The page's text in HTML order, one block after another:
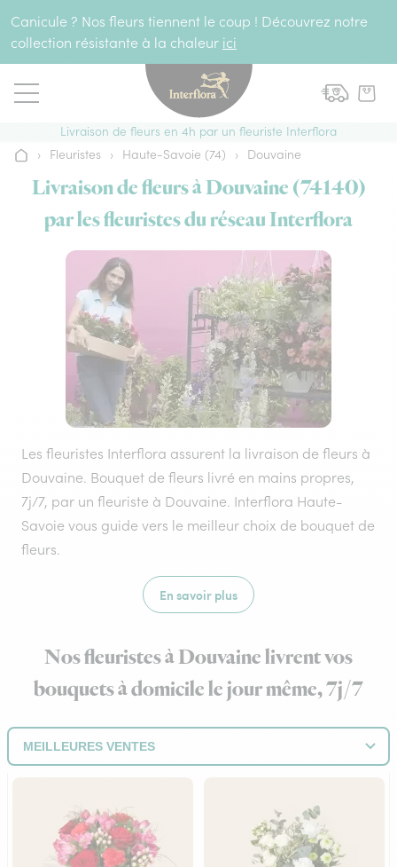
Canicule ? Nos fleurs tiennent le coup ! Découvrez notre
collection résistante à la chaleur ici
Livraison de fleurs en 4h par un fleuriste Interflora
Accueil
› Fleuristes › Haute-Savoie (74) › Douvaine
Livraison de fleurs à Douvaine (74140)
par les fleuristes du réseau Interflora
Les fleuristes Interflora assurent la livraison de fleurs à
Douvaine. Bouquet de fleurs livré en mains propres,
7j/7, par un fleuriste à Douvaine. Interflora Haute-
Savoie vous guide vers le meilleur choix de bouquet de
fleurs.
En savoir plus
Nos fleuristes à Douvaine livrent vos
bouquets à domicile le jour même, 7j/7